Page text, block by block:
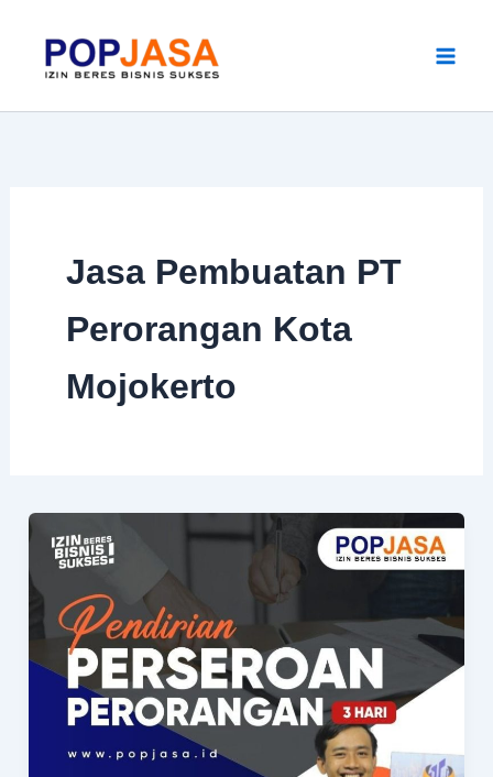
content
Jasa Pembuatan PT
Perorangan Kota
Mojokerto